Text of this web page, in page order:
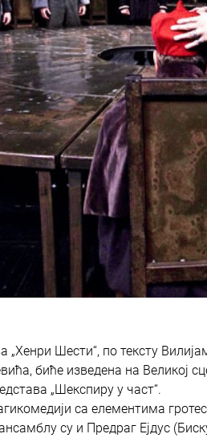
„Хенри Шести“, по тексту
биће изведена на Великој
„Шекспиру у част“.
са елементима
су и Предраг Ејдус